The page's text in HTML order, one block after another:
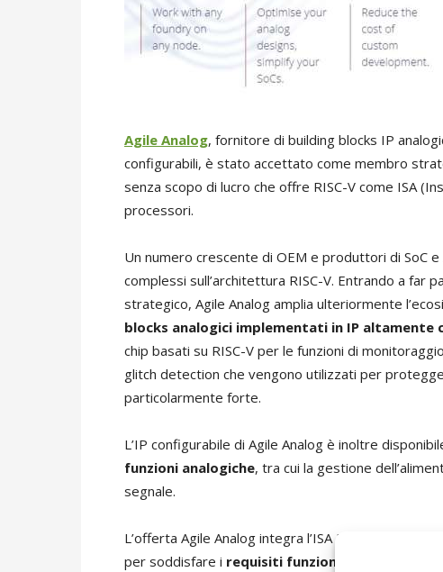
Agile Analog, fornitore di building blocks IP
configurabili, è stato accettato come membro
senza scopo di lucro che offre RISC-V come ISA
processori.
Un numero crescente di OEM e produttori di SoC
complessi sull’architettura RISC-V. Entrando a far
strategico, Agile Analog amplia ulteriormente
blocks analogici implementati in IP altamente
chip basati su RISC-V per le funzioni di
glitch detection che vengono utilizzati per
particolarmente forte.
L’IP configurabile di Agile Analog è inoltre
funzioni analogiche, tra cui la gestione
segnale.
L’offerta Agile Analog integra l’ISA RISC-V aperto,
per soddisfare i requisiti funzionali
di ciascuna